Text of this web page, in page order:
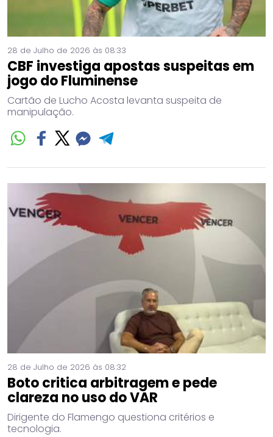
28 de Julho de 2026 às 08:33
CBF investiga apostas suspeitas em
jogo do Fluminense
Cartão de Lucho Acosta levanta suspeita de
manipulação.
28 de Julho de 2026 às 08:32
Boto critica arbitragem e pede
clareza no uso do VAR
Dirigente do Flamengo questiona critérios e
tecnologia.